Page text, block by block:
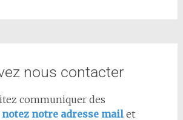
nous contacter
communiquer des
notez notre adresse mail et